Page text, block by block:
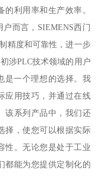
利用率和生产效率。
而言，SIEMENS西门
精度和可靠性，进一步
涉PLC技术领域的用户
是一个理想的选择。我
应用技巧，并通过在线
该系列产品中，我们还
择，使您可以根据实际
性。无论您是处于工业
都能为您提供定制化的